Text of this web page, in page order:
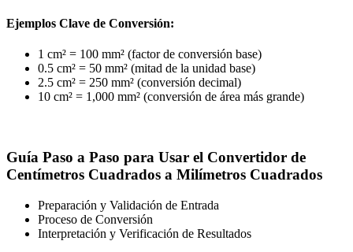
Ejemplos Clave de Conversión:
1 cm² = 100 mm² (factor de conversión base)
0.5 cm² = 50 mm² (mitad de la unidad base)
2.5 cm² = 250 mm² (conversión decimal)
10 cm² = 1,000 mm² (conversión de área más grande)
Guía Paso a Paso para Usar el Convertidor de
Centímetros Cuadrados a Milímetros Cuadrados
Preparación y Validación de Entrada
Proceso de Conversión
Interpretación y Verificación de Resultados